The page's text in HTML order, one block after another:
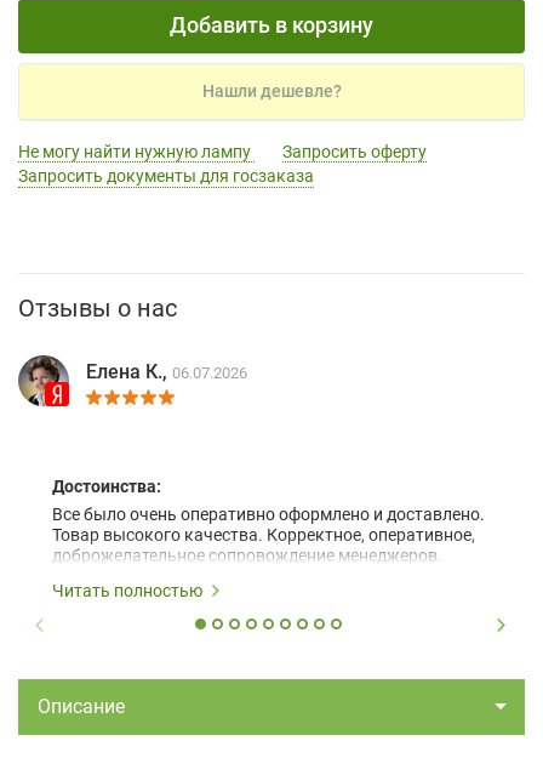
Добавить в корзину
Нашли дешевле?
Не могу найти нужную лампу
Запросить оферту
Запросить документы для госзаказа
Отзывы о нас
Елена К., 06.07.2026
Достоинства:
Все было очень оперативно оформлено и доставлено.
Товар высокого качества. Корректное, оперативное,
доброжелательное сопровождение менеджеров.
Читать полностью
Описание